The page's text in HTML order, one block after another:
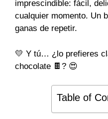
imprescindible: fácil,
cualquier momento. Un
ganas de repetir.
💛 Y tú… ¿lo prefieres
chocolate 🍫? 😍
Table of